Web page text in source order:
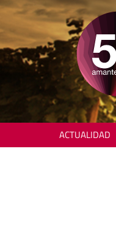
ACTUALIDAD